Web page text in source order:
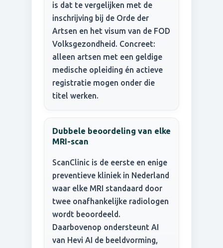
is dat te vergelijken met de
inschrijving bij de Orde der
Artsen en het visum van de FOD
Volksgezondheid. Concreet:
alleen artsen met een geldige
medische opleiding én actieve
registratie mogen onder die
titel werken.
Dubbele beoordeling van elke
MRI-scan
ScanClinic is de eerste en enige
preventieve kliniek in Nederland
waar elke MRI standaard door
twee onafhankelijke radiologen
wordt beoordeeld.
Daarbovenop ondersteunt AI
van Hevi AI de beeldvorming,